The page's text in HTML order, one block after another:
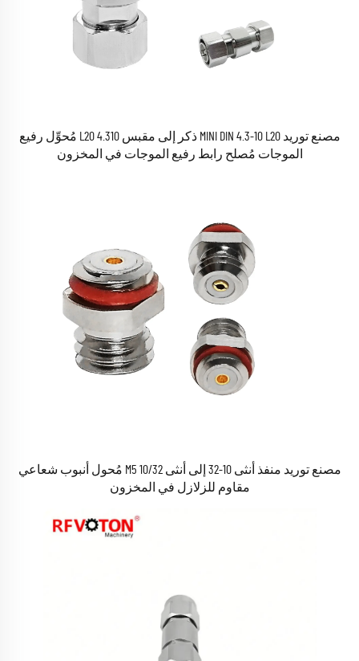
مصنع توريد MINI DIN 4.3-10 L20 ذكر إلى مقبس 4.310 L20 مُحوِّل رفيع
الموجات مُصلح رابط رفيع الموجات في المخزون
مصنع توريد منفذ أنثى 10-32 إلى أنثى M5 10/32 مُحول أنبوب شعاعي
مقاوم للزلازل في المخزون